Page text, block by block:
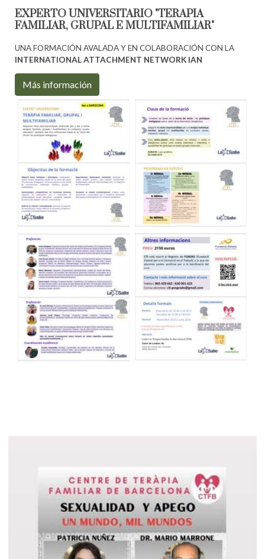
EXPERTO UNIVERSITARIO "TERAPIA
FAMILIAR, GRUPAL E MULTIFAMILIAR"
UNA FORMACIÓN AVALADA Y EN COLABORACIÓN CON LA
INTERNATIONAL ATTACHMENT NETWORK IAN
Más información